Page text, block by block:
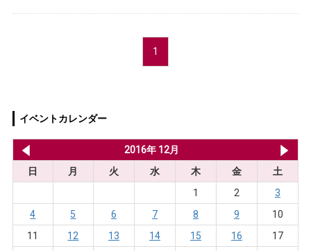
1
イベントカレンダー
2016年 12月
日
月 火 水 木 金
土
1
2
3
4
5 6 7 8 9
10
11
12 13 14 15 16
17